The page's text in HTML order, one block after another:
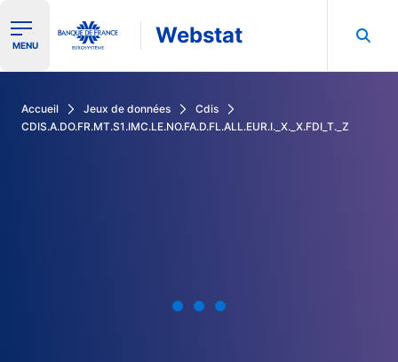
Ouvrir le menu de navigation
MENU Webstat
Accueil Jeux de données
Cdis
CDIS.A.DO.FR.MT.S1.IMC.LE.NO.FA.D.FL.ALL.EUR.I._X._X.FDI_T._Z